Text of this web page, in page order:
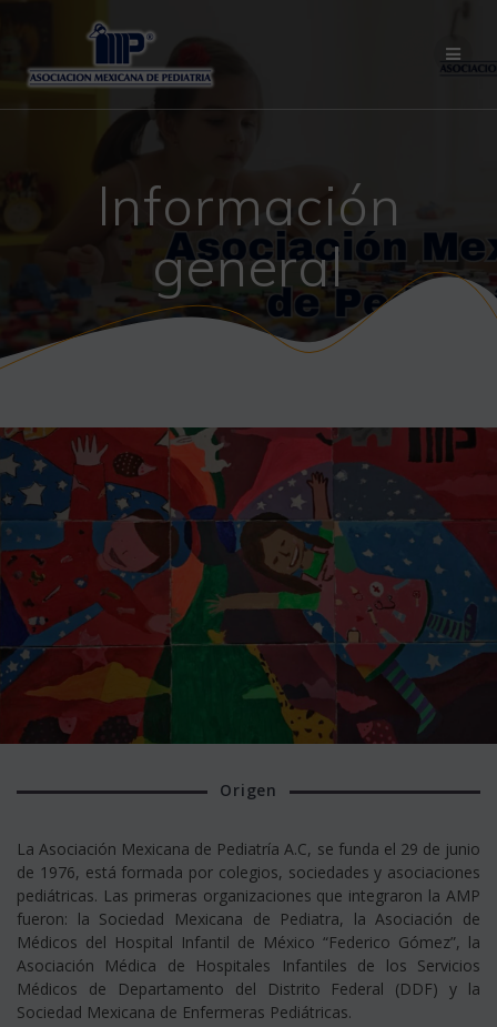
Información
general
Origen
La Asociación Mexicana de Pediatría A.C, se funda el 29 de junio
de 1976, está formada por colegios, sociedades y asociaciones
pediátricas. Las primeras organizaciones que integraron la AMP
fueron: la Sociedad Mexicana de Pediatra, la Asociación de
Médicos del Hospital Infantil de México “Federico Gómez”, la
Asociación Médica de Hospitales Infantiles de los Servicios
Médicos de Departamento del Distrito Federal (DDF) y la
Sociedad Mexicana de Enfermeras Pediátricas.